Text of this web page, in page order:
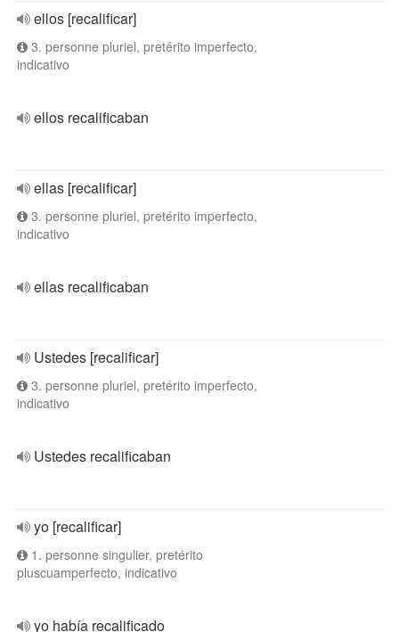
ellos [recalificar]
3. personne pluriel, pretérito imperfecto,
indicativo
ellos recalificaban
ellas [recalificar]
3. personne pluriel, pretérito imperfecto,
indicativo
ellas recalificaban
Ustedes [recalificar]
3. personne pluriel, pretérito imperfecto,
indicativo
Ustedes recalificaban
yo [recalificar]
1. personne singulier, pretérito
pluscuamperfecto, indicativo
yo había recalificado